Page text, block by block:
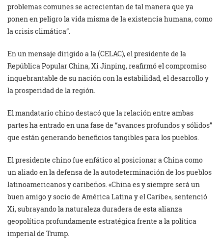
problemas comunes se acrecientan de tal manera que ya
ponen en peligro la vida misma de la existencia humana, como
la crisis climática”.
En un mensaje dirigido a la (CELAC), el presidente de la
República Popular China, Xi Jinping, reafirmó el compromiso
inquebrantable de su nación con la estabilidad, el desarrollo y
la prosperidad de la región.
El mandatario chino destacó que la relación entre ambas
partes ha entrado en una fase de “avances profundos y sólidos”
que están generando beneficios tangibles para los pueblos.
El presidente chino fue enfático al posicionar a China como
un aliado en la defensa de la autodeterminación de los pueblos
latinoamericanos y caribeños. «China es y siempre será un
buen amigo y socio de América Latina y el Caribe», sentenció
Xi, subrayando la naturaleza duradera de esta alianza
geopolítica profundamente estratégica frente a la política
imperial de Trump.